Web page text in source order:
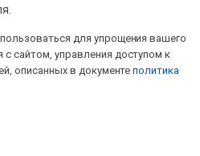
для упрощения вашего
сайтом, управления доступом к
описанных в документеполитика